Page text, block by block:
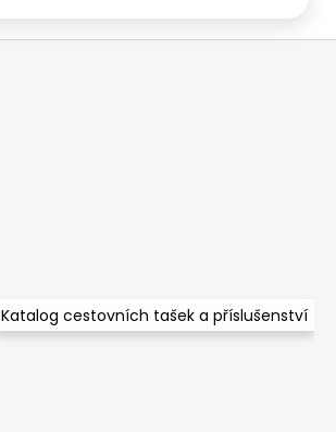
Katalog cestovních tašek a příslušenství